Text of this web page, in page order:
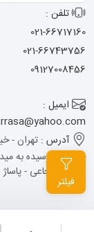
فیلتر
تلفن :
021-66717160
021-66743756
09127008456
ایمیل :
آدرس : تهران -
خمینی - نرسیده به
- کوچه شجاعی -
پلاک 13
تمامی حقوق این